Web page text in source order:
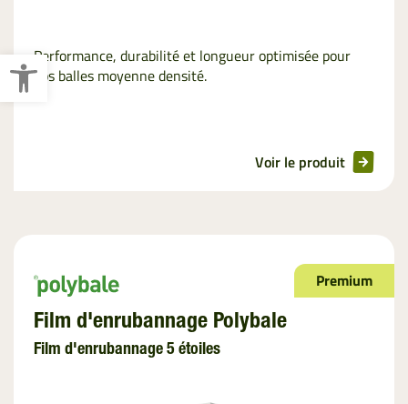
Ouvrir la barre d’outils
Performance, durabilité et longueur optimisée pour
vos balles moyenne densité.
Voir le produit
Premium
Film d'enrubannage Polybale
Film d'enrubannage 5 étoiles